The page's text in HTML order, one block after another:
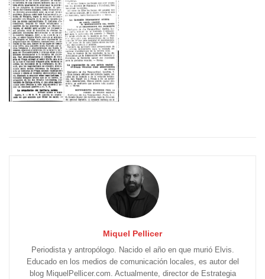
Miquel Pellicer
Periodista y antropólogo. Nacido el año en que murió Elvis.
Educado en los medios de comunicación locales, es autor del
blog MiquelPellicer.com. Actualmente, director de Estrategia